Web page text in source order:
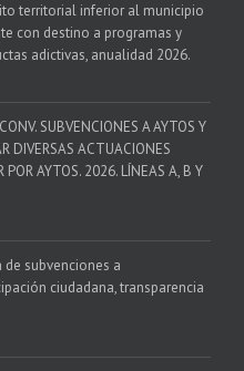
territorial inferior al municipio
con destino a programas y
adictivas, anualidad 2026.
SUBVENCIONES A AYTOS Y
DIVERSAS ACTUACIONES
AYTOS. 2026. LÍNEAS A, B Y
de subvenciones a
ciudadana, transparencia